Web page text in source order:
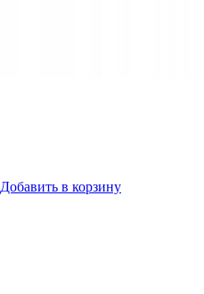
Добавить в корзину